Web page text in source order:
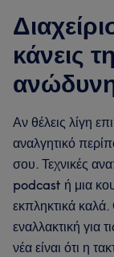
κάνεις
Αν θέλεις λίγη
αναλγητικό
σου. Τεχνικές
podcast ή μια
εκπληκτικά καλά.
εναλλακτική για
νέα είναι ότι η